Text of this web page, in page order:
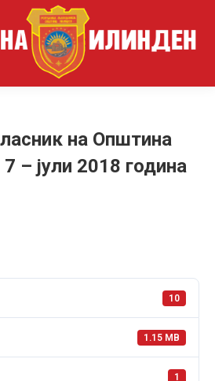
на Општина
– јули 2018 година
10
1.15 MB
1